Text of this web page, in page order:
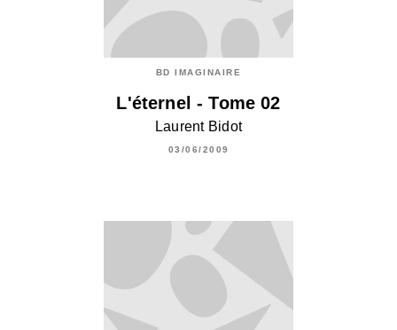
BD IMAGINAIRE
L'éternel - Tome 02
Laurent Bidot
03/06/2009